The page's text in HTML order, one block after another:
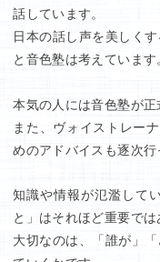
話しています。
日本の話し声を美しく
と音色塾は考えています
本気の人には音色塾が正
また、ヴォイストレー
めのアドバイスも逐次行
知識や情報が氾濫して
と」はそれほど重要では
大切なのは、「誰が」